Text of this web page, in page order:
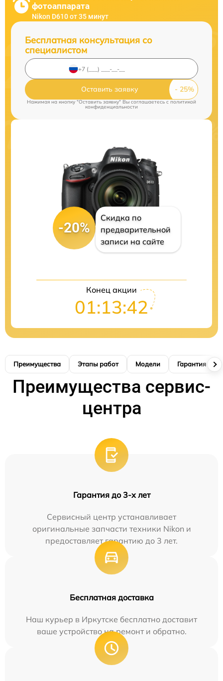
фотоаппарата
Nikon D610 от 35 минут
Бесплатная консультация со
специалистом
Оставить заявку
Нажимая на кнопку "Оставить заявку" Вы соглашаетесь cполитикой
конфиденциальности
-20%
Скидка по
предварительной
записи на сайте
Конец акции
01:13:41
Преимущества Этапы работ Модели Гарантия
Преимущества сервис-
центра
Гарантия до 3-х лет
Сервисный центр устанавливает
оригинальные запчасти техники Nikon и
предоставляет гарантию до 3 лет.
Бесплатная доставка
Наш курьер в Иркутске бесплатно доставит
ваше устройство на ремонт и обратно.